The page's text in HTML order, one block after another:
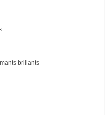
brillants